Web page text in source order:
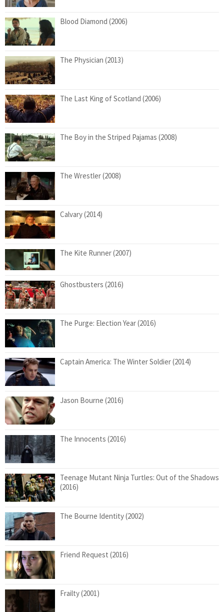
Blood Diamond (2006)
The Physician (2013)
The Last King of Scotland (2006)
The Boy in the Striped Pajamas (2008)
The Wrestler (2008)
Calvary (2014)
The Kite Runner (2007)
Ghostbusters (2016)
The Purge: Election Year (2016)
Captain America: The Winter Soldier (2014)
Jason Bourne (2016)
The Innocents (2016)
Teenage Mutant Ninja Turtles: Out of the Shadows
(2016)
The Bourne Identity (2002)
Friend Request (2016)
Frailty (2001)